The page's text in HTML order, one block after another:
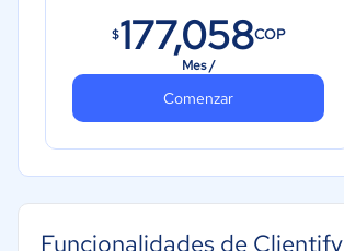
$177,058COP
Mes /
Comenzar
Funcionalidades de Clientify